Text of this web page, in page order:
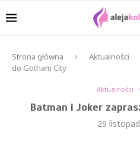
Strona główna Aktualności
do Gotham City
Aktualności
Batman i Joker
29